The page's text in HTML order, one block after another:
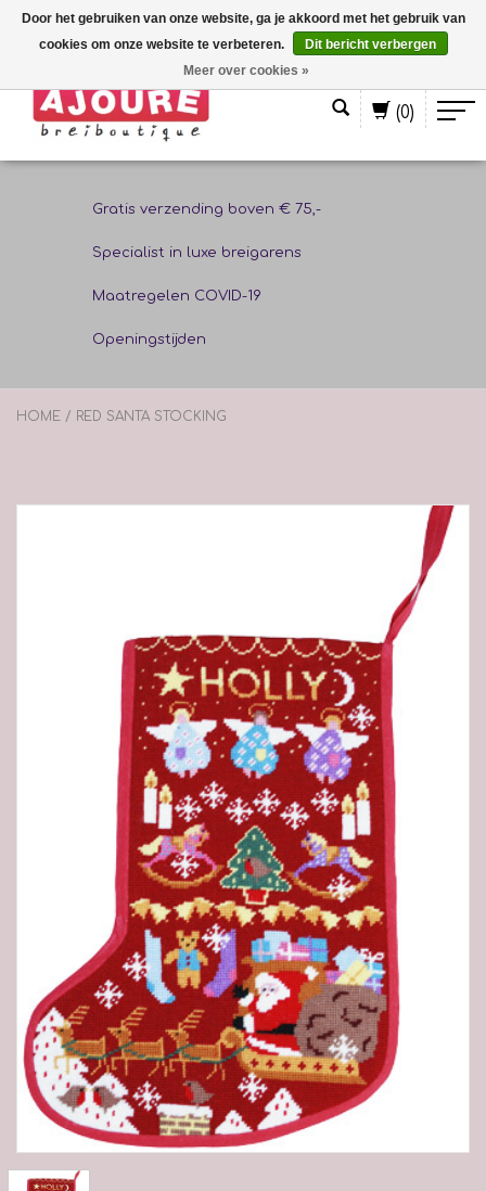
(0)
Gratis verzending boven € 75,-
Specialist in luxe breigarens
Maatregelen COVID-19
Openingstijden
HOME / RED SANTA STOCKING
Door het gebruiken van onze website, ga je akkoord met het gebruik van
cookies om onze website te verbeteren.
Dit bericht verbergen
Meer over cookies »